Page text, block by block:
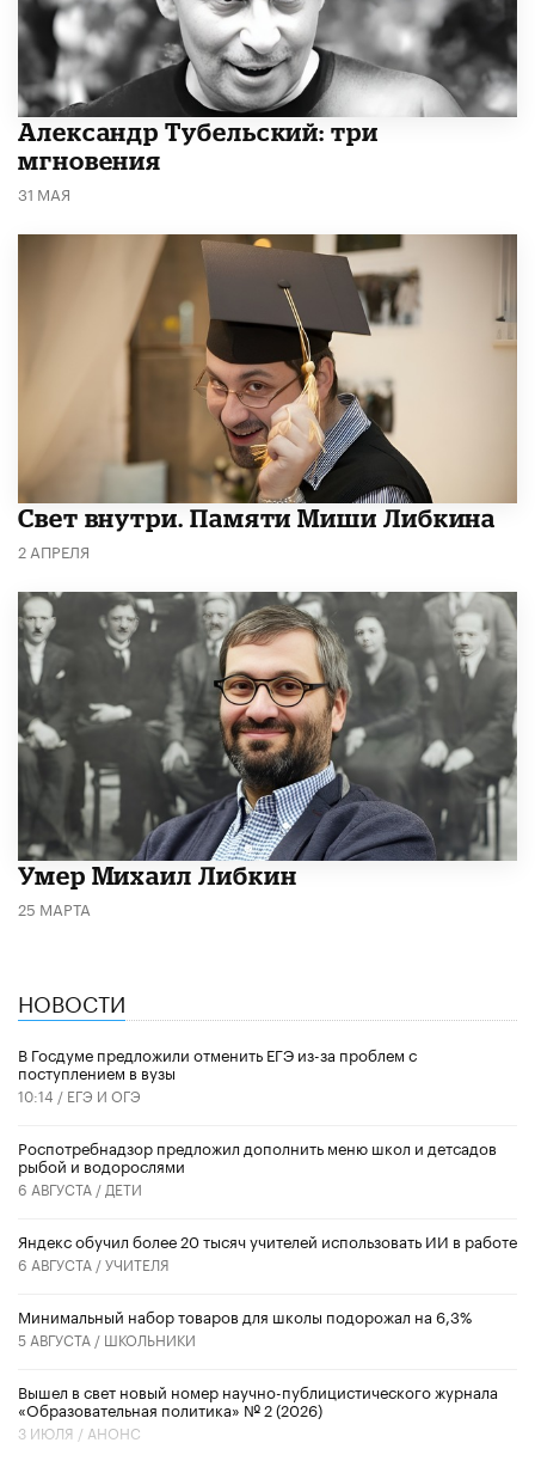
Александр Тубельский: три
мгновения
31 МАЯ
​Свет внутри. Памяти Миши Либкина
2 АПРЕЛЯ
​Умер Михаил Либкин
25 МАРТА
НОВОСТИ
В Госдуме предложили отменить ЕГЭ из-за проблем с
поступлением в вузы
10:14 / ЕГЭ И ОГЭ
Роспотребнадзор предложил дополнить меню школ и детсадов
рыбой и водорослями
6 АВГУСТА / ДЕТИ
​Яндекс обучил более 20 тысяч учителей использовать ИИ в работе
6 АВГУСТА /УЧИТЕЛЯ
Минимальный набор товаров для школы подорожал на 6,3%
5 АВГУСТА / ШКОЛЬНИКИ
Вышел в свет новый номер научно-публицистического журнала
«Образовательная политика» № 2 (2026)
3 ИЮЛЯ / АНОНС